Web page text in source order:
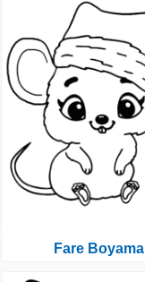
Fare Boyama